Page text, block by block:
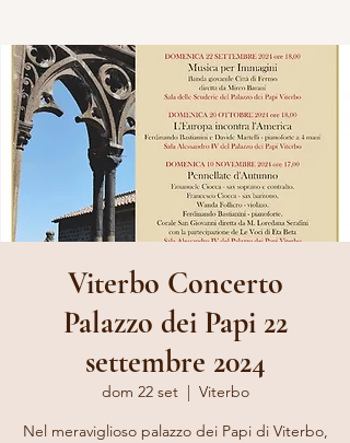
Viterbo Concerto
Palazzo dei Papi 22
settembre 2024
dom 22 set
  |
Viterbo
Nel meraviglioso palazzo dei Papi di Viterbo,